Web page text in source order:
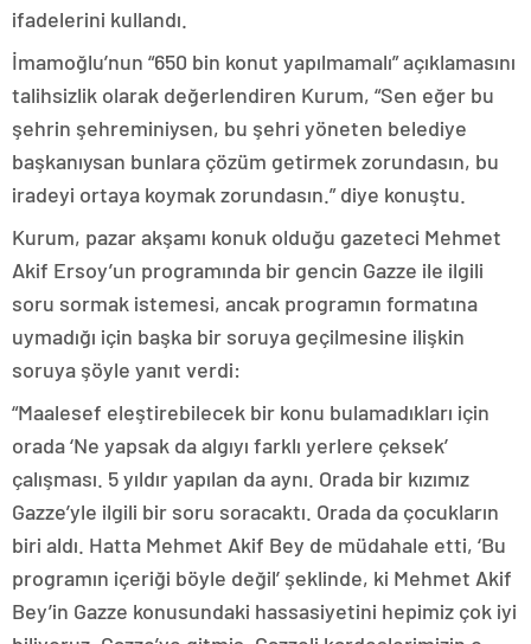
ifadelerini kullandı.
İmamoğlu’nun “650 bin konut yapılmamalı” açıklamasını
talihsizlik olarak değerlendiren Kurum, “Sen eğer bu
şehrin şehreminiysen, bu şehri yöneten belediye
başkanıysan bunlara çözüm getirmek zorundasın, bu
iradeyi ortaya koymak zorundasın.” diye konuştu.
Kurum, pazar akşamı konuk olduğu gazeteci Mehmet
Akif Ersoy’un programında bir gencin Gazze ile ilgili
soru sormak istemesi, ancak programın formatına
uymadığı için başka bir soruya geçilmesine ilişkin
soruya şöyle yanıt verdi:
“Maalesef eleştirebilecek bir konu bulamadıkları için
orada ‘Ne yapsak da algıyı farklı yerlere çeksek’
çalışması. 5 yıldır yapılan da aynı. Orada bir kızımız
Gazze’yle ilgili bir soru soracaktı. Orada da çocukların
biri aldı. Hatta Mehmet Akif Bey de müdahale etti, ‘Bu
programın içeriği böyle değil’ şeklinde, ki Mehmet Akif
Bey’in Gazze konusundaki hassasiyetini hepimiz çok iyi